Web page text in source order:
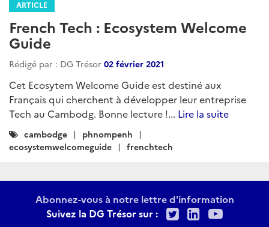
ARTICLE
French Tech : Ecosystem Welcome
Guide
Rédigé par : DG Trésor 02 février 2021
Cet Ecosytem Welcome Guide est destiné aux
Français qui cherchent à développer leur entreprise
Tech au Cambodg. Bonne lecture !... Lire la suite
Catégories
:
cambodge
phnompenh
ecosystemwelcomeguide
frenchtech
Abonnez-vous à notre lettre d'information
Suivez la DG Trésor sur :
TwitterLinkedIn